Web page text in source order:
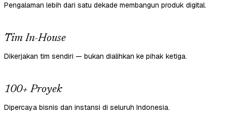
Pengalaman lebih dari satu dekade membangun produk digital.
Tim In-House
Dikerjakan tim sendiri — bukan dialihkan ke pihak ketiga.
100+ Proyek
Dipercaya bisnis dan instansi di seluruh Indonesia.